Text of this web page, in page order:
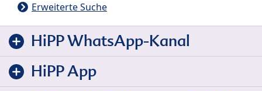
Erweiterte Suche
HiPP WhatsApp-Kanal
HiPP App